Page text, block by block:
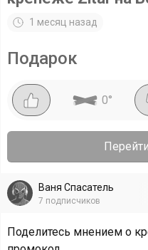
1 месяц назад
Подарок
0°
Ваня Спасатель
7 подписчиков
Поделитесь мнением о